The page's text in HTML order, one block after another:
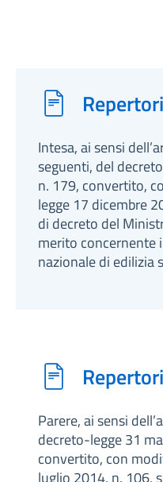
Intesa, ai sensi
seguenti, del
n. 179, convertito,
legge 17 dicembre
di decreto del
merito concernente
nazionale di edilizia
Parere, ai sensi
decreto-legge 31
convertito, con
luglio 2014, n. 106,